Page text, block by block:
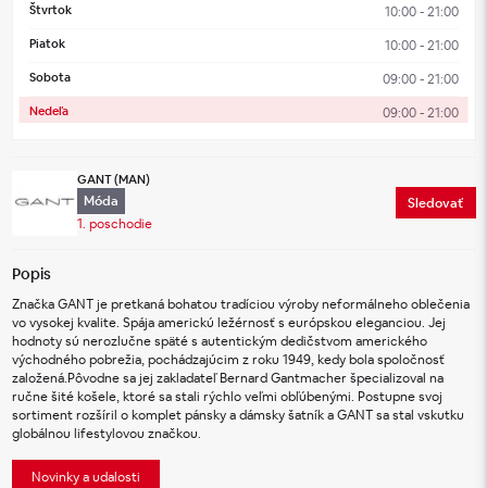
GANT (MAN)
Móda
1. poschodie
Sledovať
Popis
Značka GANT je pretkaná bohatou tradíciou výroby neformálneho oblečenia
vo vysokej kvalite. Spája americkú ležérnosť s európskou eleganciou. Jej
hodnoty sú nerozlučne späté s autentickým dedičstvom amerického
východného pobrežia, pochádzajúcim z roku 1949, kedy bola spoločnosť
založená.Pôvodne sa jej zakladateľ Bernard Gantmacher špecializoval na
ručne šité košele, ktoré sa stali rýchlo veľmi obľúbenými. Postupne svoj
sortiment rozšíril o komplet pánsky a dámsky šatník a GANT sa stal vskutku
globálnou lifestylovou značkou.
Novinky a udalosti
Štvrtok 10:00 - 21:00
Piatok 10:00 - 21:00
Sobota 09:00 - 21:00
Nedeľa 09:00 - 21:00